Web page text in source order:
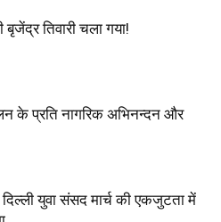
बृजेंद्र तिवारी चला गया!
के प्रति नागरिक अभिनन्दन और
युवा संसद मार्च की एकजुटता में